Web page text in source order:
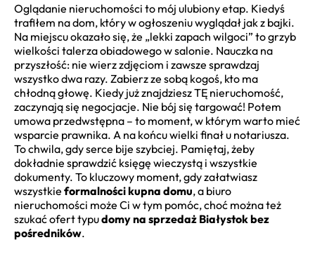
Oglądanie nieruchomości to mój ulubiony etap. Kiedyś
trafiłem na dom, który w ogłoszeniu wyglądał jak z bajki.
Na miejscu okazało się, że „lekki zapach wilgoci” to grzyb
wielkości talerza obiadowego w salonie. Nauczka na
przyszłość: nie wierz zdjęciom i zawsze sprawdzaj
wszystko dwa razy. Zabierz ze sobą kogoś, kto ma
chłodną głowę. Kiedy już znajdziesz TĘ nieruchomość,
zaczynają się negocjacje. Nie bój się targować! Potem
umowa przedwstępna – to moment, w którym warto mieć
wsparcie prawnika. A na końcu wielki finał u notariusza.
To chwila, gdy serce bije szybciej. Pamiętaj, żeby
dokładnie sprawdzić księgę wieczystą i wszystkie
dokumenty. To kluczowy moment, gdy załatwiasz
wszystkie formalności kupna domu, a biuro
nieruchomości może Ci w tym pomóc, choć można też
szukać ofert typudomy na sprzedaż Białystok bez
pośredników.